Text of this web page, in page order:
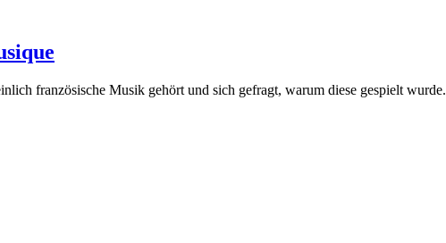
französische Musik gehört und sich gefragt, warum diese gespielt wurde.